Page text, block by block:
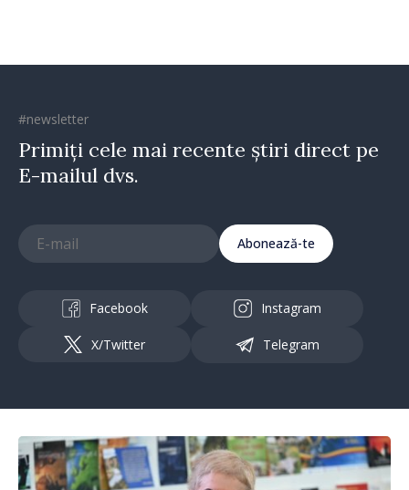
#newsletter
Primiți cele mai recente știri direct pe
E-mailul dvs.
Abonează-te
Facebook Instagram
X/Twitter Telegram